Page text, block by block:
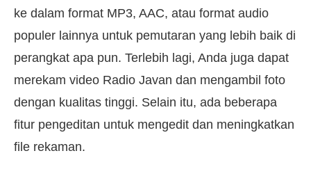
ke dalam format MP3, AAC, atau format audio
populer lainnya untuk pemutaran yang lebih baik di
perangkat apa pun. Terlebih lagi, Anda juga dapat
merekam video Radio Javan dan mengambil foto
dengan kualitas tinggi. Selain itu, ada beberapa
fitur pengeditan untuk mengedit dan meningkatkan
file rekaman.